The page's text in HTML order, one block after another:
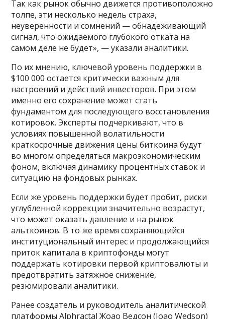
Так как рынок обычно движется противоположно
толпе, эти несколько недель страха,
неуверенности и сомнений — обнадеживающий
сигнал, что ожидаемого глубокого отката на
самом деле не будет», — указали аналитики.
По их мнению, ключевой уровень поддержки в
$100 000 остается критически важным для
настроений и действий инвесторов. При этом
именно его сохранение может стать
фундаментом для последующего восстановления
котировок. Эксперты подчеркивают, что в
условиях повышенной волатильности
краткосрочные движения цены биткоина будут
во многом определяться макроэкономическим
фоном, включая динамику процентных ставок и
ситуацию на фондовых рынках.
Если же уровень поддержки будет пробит, риски
углубленной коррекции значительно возрастут,
что может оказать давление и на рынок
альткоинов. В то же время сохраняющийся
институциональный интерес и продолжающийся
приток капитала в криптофонды могут
поддержать котировки первой криптовалюты и
предотвратить затяжное снижение,
резюмировали аналитики.
Ранее создатель и руководитель аналитической
платформы Alphractal Жоао Ведсон (Joao Wedson)